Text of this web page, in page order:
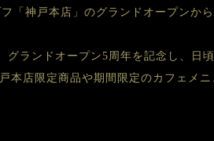
「神戸本店」のグランドオープンか
グランドオープン5周年を記念し、日
本店限定商品や期間限定のカフェメニ